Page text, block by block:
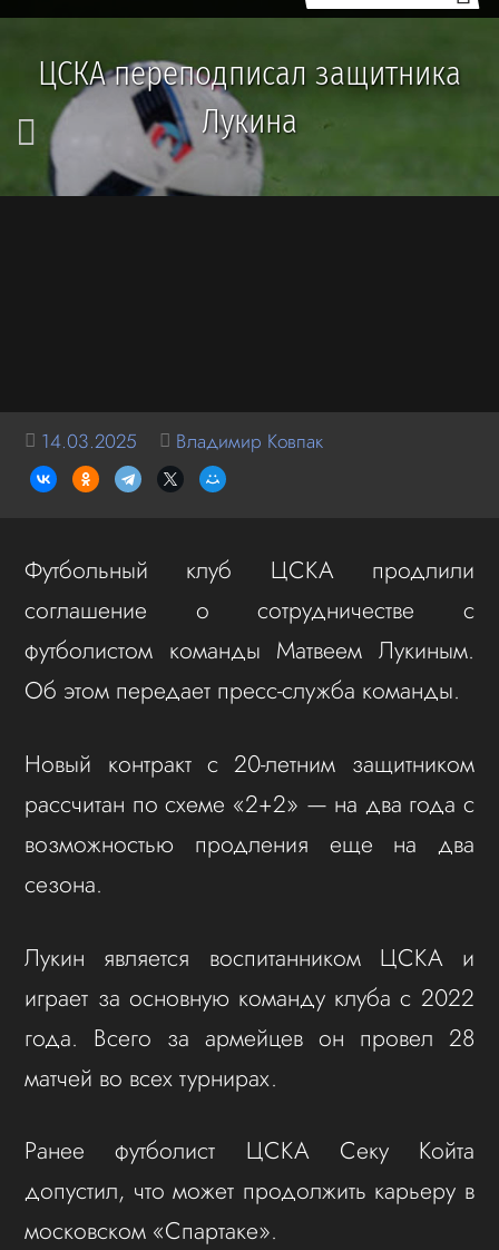
ЦСКА переподписал защитника
Лукина
14.03.2025 Владимир Ковпак
Футбольный клуб ЦСКА продлили
соглашение о сотрудничестве с
футболистом команды Матвеем Лукиным.
Об этом передает пресс-служба команды.
Новый контракт с 20-летним защитником
рассчитан по схеме «2+2» — на два года с
возможностью продления еще на два
сезона.
Лукин является воспитанником ЦСКА и
играет за основную команду клуба с 2022
года. Всего за армейцев он провел 28
матчей во всех турнирах.
Ранее футболист ЦСКА Секу Койта
допустил, что может продолжить карьеру в
московском «Спартаке».